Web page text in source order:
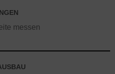
messen